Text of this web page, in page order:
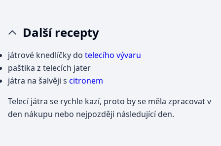
Další recepty
játrové knedlíčky do telecího vývaru
paštika z telecích jater
játra na šalvěji s citronem
Telecí játra se rychle kazí, proto by se měla zpracovat v
den nákupu nebo nejpozději následující den.